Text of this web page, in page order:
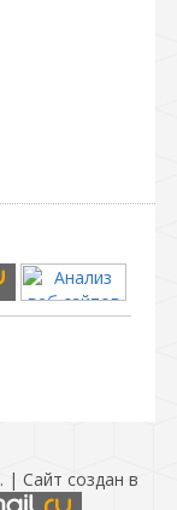
. | Сайт создан в